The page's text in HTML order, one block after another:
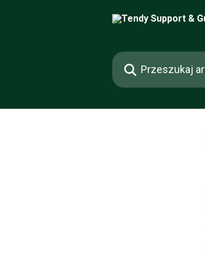
Przeszukaj artykuły...